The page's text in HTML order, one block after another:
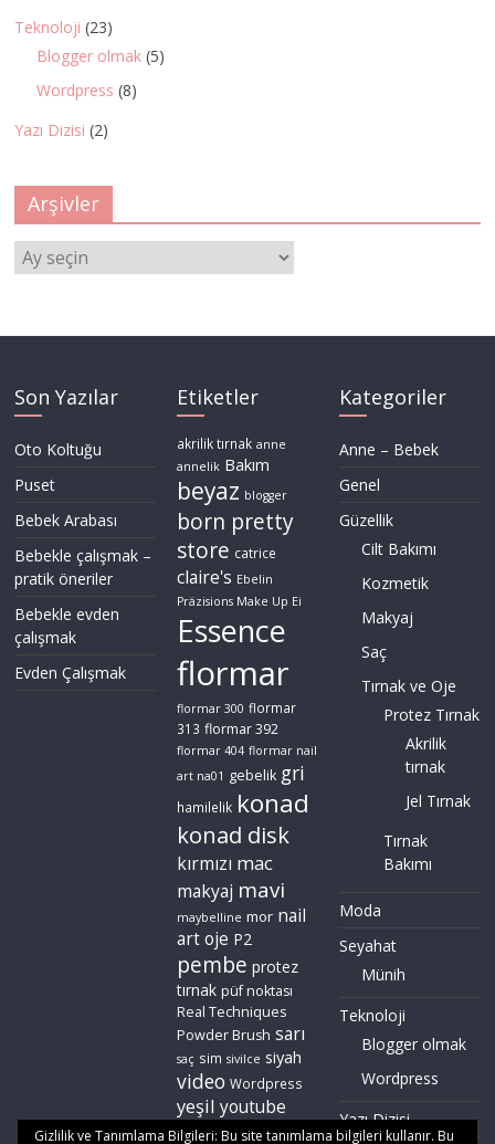
Teknoloji (23)
Blogger olmak (5)
Wordpress (8)
Yazı Dizisi (2)
Arşivler
Arşivler
Son Yazılar
Oto Koltuğu
Puset
Bebek Arabası
Bebekle çalışmak –
pratik öneriler
Bebekle evden
çalışmak
Evden Çalışmak
Etiketler
akrilik tırnak anne
annelik Bakım
beyaz blogger
born pretty
store catrice
claire's Ebelin
Präzisions Make Up Ei
Essence
flormar
flormar 300 flormar
313 flormar 392
flormar 404 flormar nail
art na01 gebelik gri
hamilelik konad
konad disk
kırmızı mac
makyaj mavi
maybelline mor nail
artoje P2
pembe protez
tırnak püf noktası
Real Techniques
Powder Brush sarı
saç sim sivilce siyah
video Wordpress
yeşil youtube
zoeva
Kategoriler
Anne – Bebek
Genel
Güzellik
Cilt Bakımı
Kozmetik
Makyaj
Saç
Tırnak ve Oje
Protez Tırnak
Akrilik
tırnak
Jel Tırnak
Tırnak
Bakımı
Moda
Seyahat
Münih
Teknoloji
Blogger olmak
Wordpress
Yazı Dizisi
Gizlilik ve Tanımlama Bilgileri: Bu site tanımlama bilgileri kullanır. Bu